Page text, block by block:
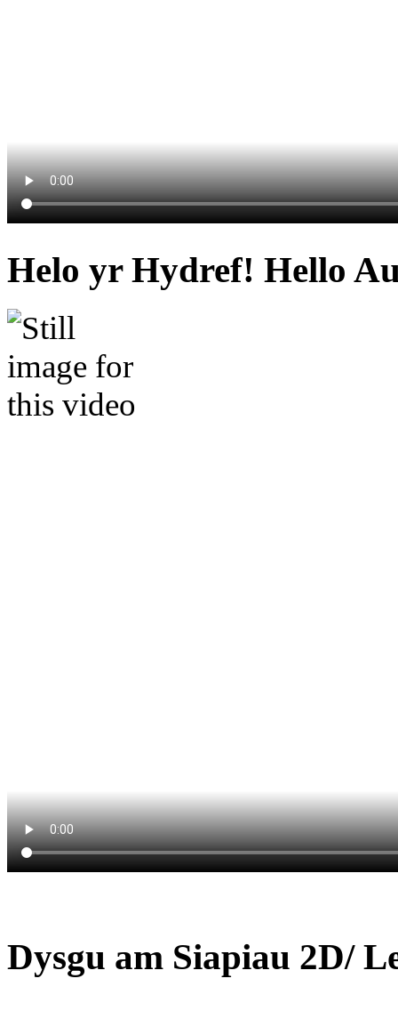
Helo yr Hydref! Hello
Dysgu am Siapiau 2D/